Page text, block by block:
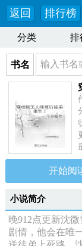
返回 排行榜
分类 排
书名
开始阅
小说简介
晚912点更新沈
剧情，他会在唯